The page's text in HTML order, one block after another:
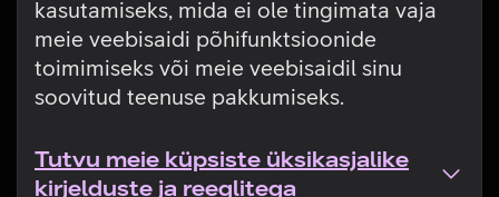
kasutamiseks, mida ei ole tingimata vaja
meie veebisaidi põhifunktsioonide
toimimiseks või meie veebisaidil sinu
soovitud teenuse pakkumiseks.
Tutvu meie küpsiste üksikasjalike
kirjelduste ja reeglitega
Tehniline viga